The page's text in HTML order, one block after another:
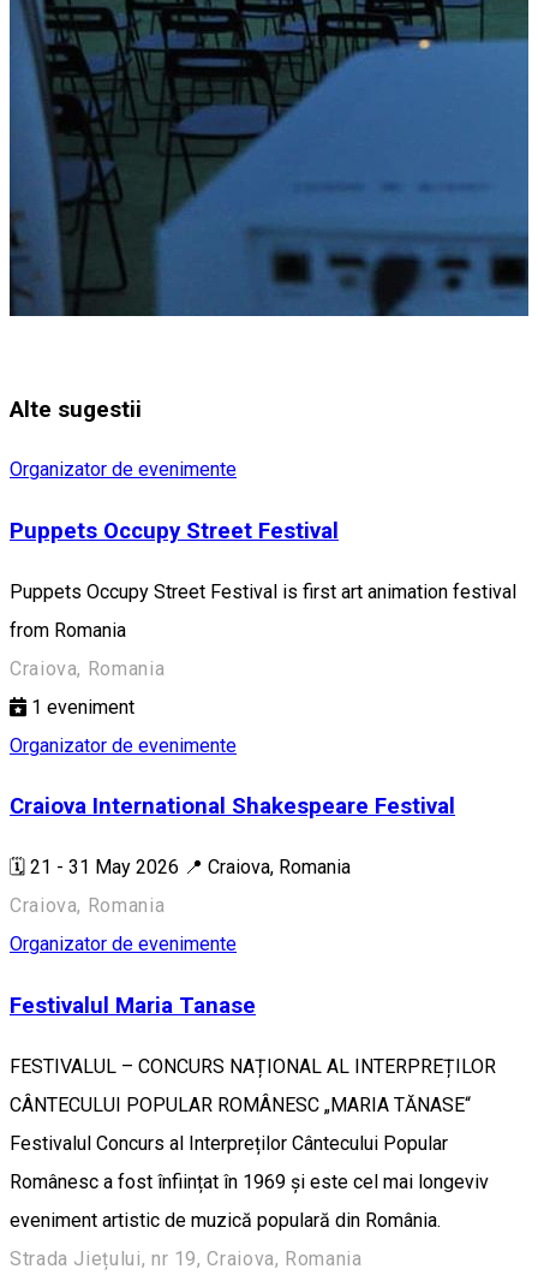
Alte sugestii
Organizator de evenimente
Puppets Occupy Street Festival
Puppets Occupy Street Festival is first art animation festival
from Romania
Craiova, Romania
1 eveniment
Organizator de evenimente
Craiova International Shakespeare Festival
🗓️ 21 - 31 May 2026 📍 Craiova, Romania
Craiova, Romania
Organizator de evenimente
Festivalul Maria Tanase
FESTIVALUL – CONCURS NAȚIONAL AL INTERPREȚILOR
CÂNTECULUI POPULAR ROMÂNESC „MARIA TĂNASE“
Festivalul Concurs al Interpreților Cântecului Popular
Românesc a fost înființat în 1969 și este cel mai longeviv
eveniment artistic de muzică populară din România.
Strada Jiețului, nr 19, Craiova, Romania